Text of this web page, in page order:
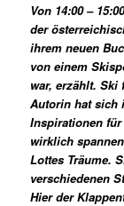
Von 14:00 –
der
ihrem neuen
von einem
war, erzählt. Ski
Autorin hat sich
Inspirationen
wirklich
Lottes Träume.
verschiedenen
Hier der